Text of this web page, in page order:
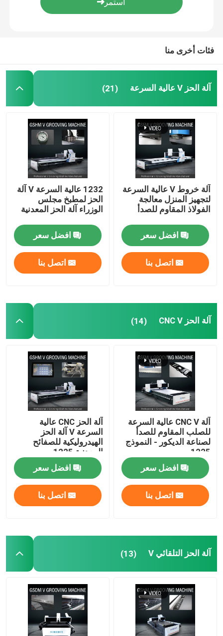
رقابة جودة
اطلب اقتباس
آلة الحز V عالية السرعة
آلة الحز CNC V
آلة الحز الصفائح المعدنية
آلة قطع الأخدود V
آلة قطع الصفائح المعدنية باستخدام الحاسب الآلي
آلة القطع CNC V
آلة V Groove للمعادن
فئات أخرى منا
آلة الحز V عالية السرعة (21)
آلة خروط V عالية السرعة
لتجهيز المنزل معالجة
الفولاذ المقاوم للصدأ
افضل سعر
اتصل بنا
1232 عالية السرعة V آلة
الحز لمطبخ مجلس
الوزراء آلة الحز المعدنية
افضل سعر
اتصل بنا
آلة الحز CNC V (14)
آلة CNC V عالية السرعة
للصلب المقاوم للصدأ
لصناعة الديكور - النموذج
1225
افضل سعر
اتصل بنا
آلة الحز CNC عالية
السرعة V آلة الحز
الهيدروليكية للصفائح
المعدنية 1225
افضل سعر
اتصل بنا
آلة الحز التلقائي V (13)